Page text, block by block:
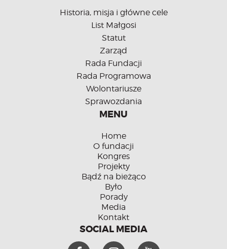
Historia, misja i główne cele
List Małgosi
Statut
Zarząd
Rada Fundacji
Rada Programowa
Wolontariusze
Sprawozdania
MENU
Home
O fundacji
Kongres
Projekty
Bądź na bieżąco
Było
Porady
Media
Kontakt
SOCIAL MEDIA